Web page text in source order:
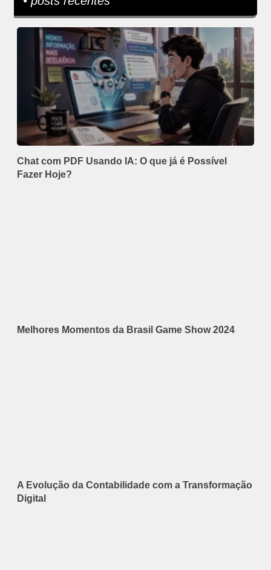
Chat com PDF Usando IA: O que já é Possível
Fazer Hoje?
Melhores Momentos da Brasil Game Show 2024
A Evolução da Contabilidade com a Transformação
Digital